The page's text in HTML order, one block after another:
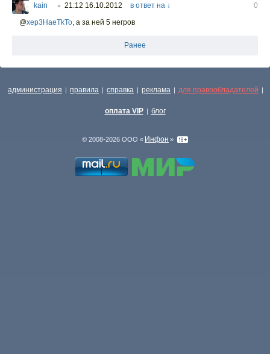
kain ○ 21:12 16.10.2012 в ответ на ↓
0
@xep3HaeTkTo а за ней 5 негров
Ранее
администрация | правила | справка | реклама | для правообладателей |
оплата VIP | блог
© 2008-2026 ООО « Инфон »